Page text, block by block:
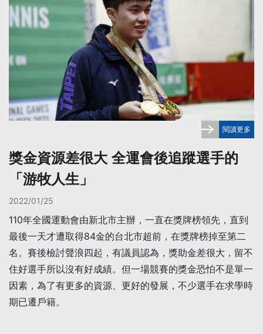
閱讀更多
獎金資源差很大 全運會後追蹤選手的
「游牧人生」
2022/01/25
110年全國運動會由新北市主辦，一直在獎牌榜領先，直到
最後一天才遭取得84金的台北市超前，在獎牌榜掉至第二
名。賽後檢討聲浪四起，有議員認為，獎助金差很大，留不
住好選手所以沒有好成績。但一場競賽的獎金恐怕不是單一
因素，為了有更多的資源、更好的發展，不少選手在求學時
期已遷戶籍。